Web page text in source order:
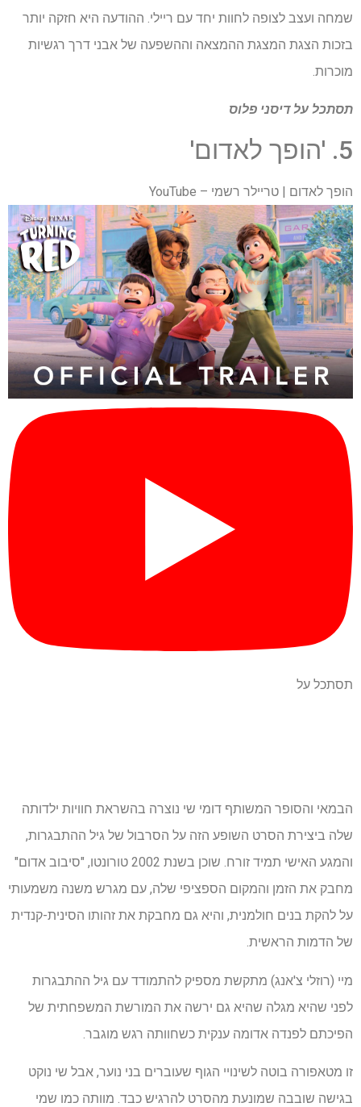
שמחה ועצב לצופה לחוות יחד עם ריילי. ההודעה היא חזקה יותר
בזכות הצגת המצגת ההמצאה וההשפעה של אבני דרך רגשיות
מוכרות.
תסתכל עלדיסני פלוס
5. 'הופך לאדום'
הופך לאדום | טריילר רשמי – YouTube
תסתכל על
הבמאי והסופר המשותף דומי שי נוצרה בהשראת חוויות ילדותה
שלה ביצירת הסרט השופע הזה על הסרבול של גיל ההתבגרות,
והמגע האישי תמיד זורח. שוכן בשנת 2002 טורונטו, "סיבוב אדום"
מחבק את הזמן והמקום הספציפי שלה, עם מגרש משנה משמעותי
על להקת בנים חולמנית, והיא גם מחבקת את זהותו הסינית-קנדית
של הדמות הראשית.
מיי (רוזלי צ'אנג) מתקשת מספיק להתמודד עם גיל ההתבגרות
לפני שהיא מגלה שהיא גם ירשה את המורשת המשפחתית של
הפיכתם לפנדה אדומה ענקית כשחוותה רגש מוגבר.
זו מטאפורה בוטה לשינויי הגוף שעוברים בני נוער, אבל שי נוקט
בגישה שובבה שמונעת מהסרט להרגיש כבד. מוותה כמו שמי